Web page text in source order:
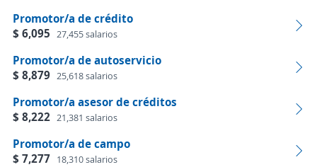
Promotor/a de crédito
$ 6,095 27,455 salarios
Promotor/a de autoservicio
$ 8,879 25,618 salarios
Promotor/a asesor de créditos
$ 8,222 21,381 salarios
Promotor/a de campo
$ 7,277 18,310 salarios